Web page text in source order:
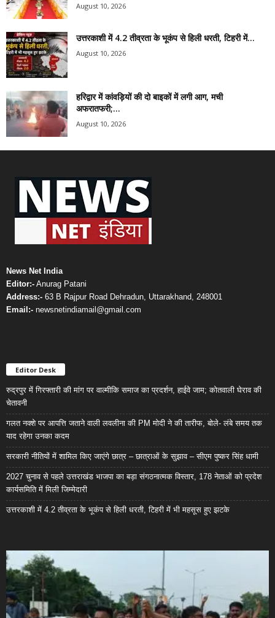
August 10, 2026
उत्तरकाशी में 4.2 तीव्रता के भूकंप से हिली धरती, टिहरी में...
August 10, 2026
हरिद्वार में कांवड़ियों की दो बाइकों में लगी आग, मची
अफरातफरी;...
August 10, 2026
News Net India
Editor:- Anurag Patani
Address:- 63 B Rajpur Road Dehradun, Uttarakhand, 248001
Email:- newsnetindiamail@gmail.com
Editor Desk
रुद्रपुर में गिरफ्तारी की मांग पर वाल्मीकि समाज का प्रदर्शन, हाईवे जाम; कोतवाली घेराव की
चेतावनी
गलत नक्शे पर आपत्ति जताने वाली लवलीना की PM मोदी ने की तारीफ, बोले- लंबे समय तक
याद रहेगा उनका कदम
सरकारी नीतियों में शामिल किए जाएंगे छात्र – छात्राओं के सुझाव – सीएम पुष्कर सिंह धामी
2027 चुनाव से पहले उत्तराखंड भाजपा का बड़ा संगठनात्मक विस्तार, 178 नेताओं को प्रदेश
कार्यसमिति में मिली जिम्मेदारी
उत्तरकाशी में 4.2 तीव्रता के भूकंप से हिली धरती, टिहरी में भी महसूस हुए झटके